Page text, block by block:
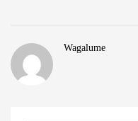
Wagalume